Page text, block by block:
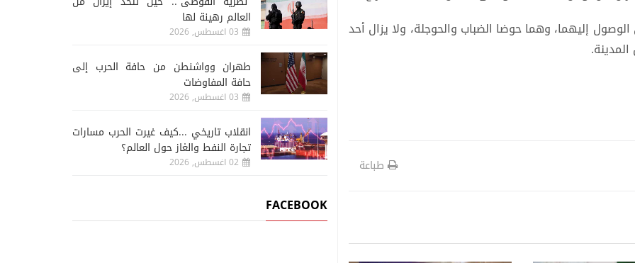
إليهما، وهما حوضا الضباب والحوجلة، ولا يزال أحد
طباعة
العالم رهينة لها
03 اغسطس, 2026
طهران وواشنطن من حافة الحرب إلى
حافة المفاوضات
03 اغسطس, 2026
انقلاب تاريخي ...كيف غيرت الحرب مسارات
تجارة النفط والغاز حول العالم؟
02 اغسطس, 2026
FACEBOOK